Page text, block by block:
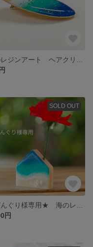
SOLD OUT
円